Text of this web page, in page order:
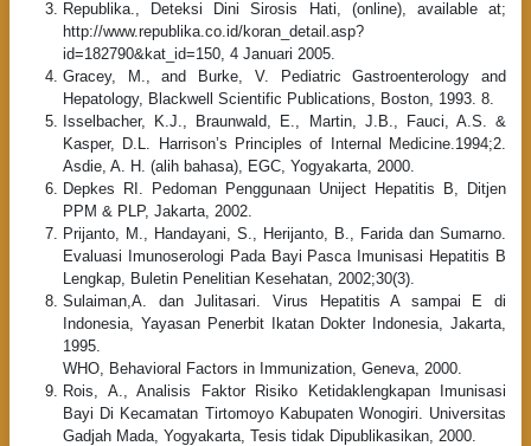
Republika., Deteksi Dini Sirosis Hati, (online), available at;
http://www.republika.co.id/koran_detail.asp?
id=182790&kat_id=150, 4 Januari 2005.
Gracey, M., and Burke, V. Pediatric Gastroenterology and
Hepatology, Blackwell Scientific Publications, Boston, 1993. 8.
Isselbacher, K.J., Braunwald, E., Martin, J.B., Fauci, A.S. &
Kasper, D.L. Harrison’s Principles of Internal Medicine.1994;2.
Asdie, A. H. (alih bahasa), EGC, Yogyakarta, 2000.
Depkes RI. Pedoman Penggunaan Uniject Hepatitis B, Ditjen
PPM & PLP, Jakarta, 2002.
Prijanto, M., Handayani, S., Herijanto, B., Farida dan Sumarno.
Evaluasi Imunoserologi Pada Bayi Pasca Imunisasi Hepatitis B
Lengkap, Buletin Penelitian Kesehatan, 2002;30(3).
Sulaiman,A. dan Julitasari. Virus Hepatitis A sampai E di
Indonesia, Yayasan Penerbit Ikatan Dokter Indonesia, Jakarta,
1995.
WHO, Behavioral Factors in Immunization, Geneva, 2000.
Rois, A., Analisis Faktor Risiko Ketidaklengkapan Imunisasi
Bayi Di Kecamatan Tirtomoyo Kabupaten Wonogiri. Universitas
Gadjah Mada, Yogyakarta, Tesis tidak Dipublikasikan, 2000.